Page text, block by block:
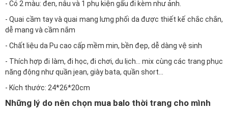
- Có 2 màu: đen, nâu và 1 phụ kiện gấu đi kèm như ảnh.
- Quai cầm tay và quai mang lưng phối da được thiết kế chắc chắn,
dễ mang và cầm nắm
- Chất liệu da Pu cao cấp mềm min, bền đẹp, dễ dàng vệ sinh
- Thích hợp đi làm, đi học, đi chơi, du lịch… mix cùng các trang phục
năng động như quần jean, giày bata, quần short…
- Kích thước: 24*26*20cm
Những lý do nên chọn mua balo thời trang cho mình